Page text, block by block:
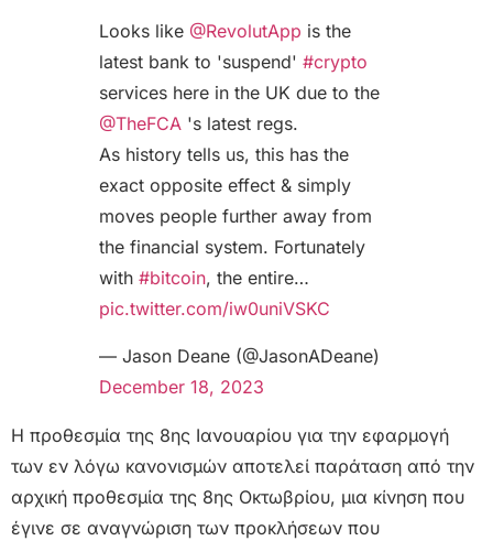
Looks like @RevolutApp is the
latest bank to 'suspend' #crypto
services here in the UK due to the
@TheFCA 's latest regs.
As history tells us, this has the
exact opposite effect & simply
moves people further away from
the financial system. Fortunately
with #bitcoin, the entire…
pic.twitter.com/iw0uniVSKC
— Jason Deane (@JasonADeane)
December 18, 2023
Η προθεσμία της 8ης Ιανουαρίου για την εφαρμογή
των εν λόγω κανονισμών αποτελεί παράταση από την
αρχική προθεσμία της 8ης Οκτωβρίου, μια κίνηση που
έγινε σε αναγνώριση των προκλήσεων που